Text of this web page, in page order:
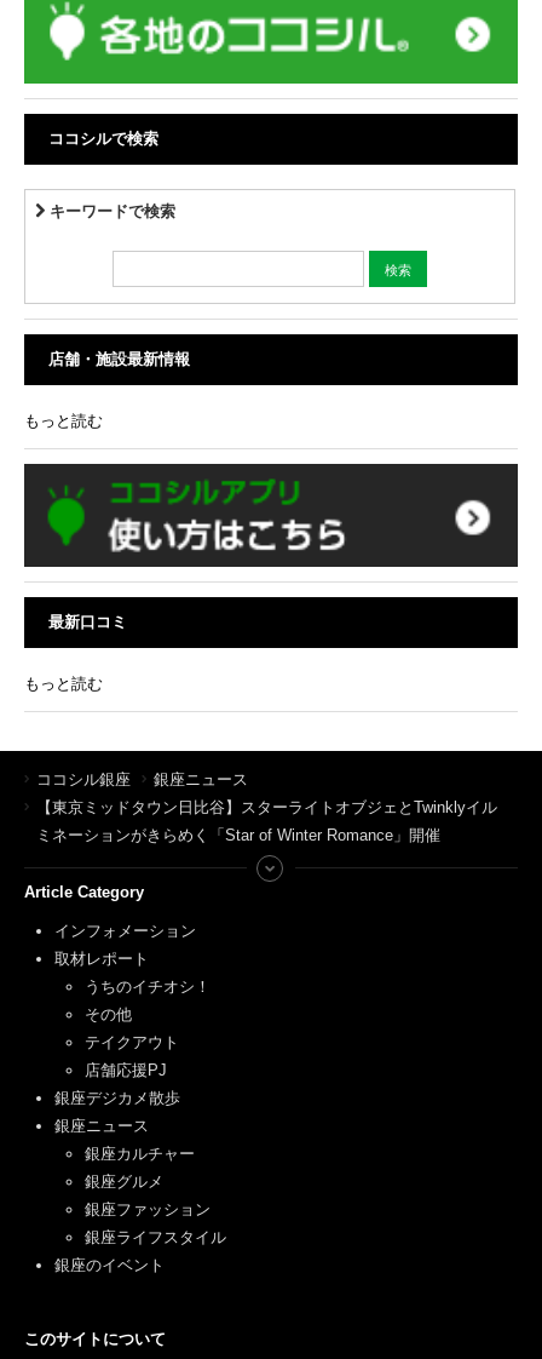
ココシルで検索
キーワードで検索
店舗・施設最新情報
もっと読む
最新口コミ
もっと読む
ココシル銀座
銀座ニュース
【東京ミッドタウン日比谷】スターライトオブジェとTwinklyイル
ミネーションがきらめく「Star of Winter Romance」開催
Article Category
インフォメーション
取材レポート
うちのイチオシ！
その他
テイクアウト
店舗応援PJ
銀座デジカメ散歩
銀座ニュース
銀座カルチャー
銀座グルメ
銀座ファッション
銀座ライフスタイル
銀座のイベント
このサイトについて